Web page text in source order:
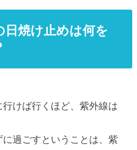
焼け止めは何を
けば行くほど、紫外線は
過ごすということは、紫